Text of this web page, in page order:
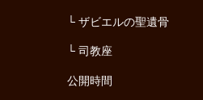
ザビエルの聖遺骨
司教座
公開時間